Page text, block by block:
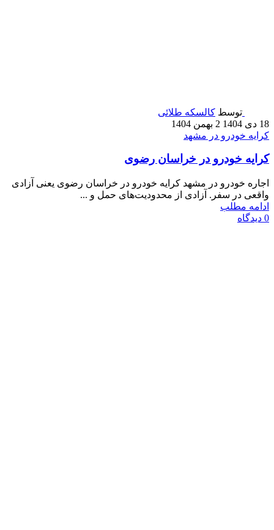
توسط کالسکه طلائی
18 دی 1404
2 بهمن 1404
کرایه خودرو در مشهد
کرایه خودرو در خراسان رضوی
اجاره خودرو در مشهد کرایه خودرو در خراسان رضوی یعنی آزادی
واقعی در سفر. آزادی از محدودیت‌های حمل و ...
ادامه مطلب
0 دیدگاه